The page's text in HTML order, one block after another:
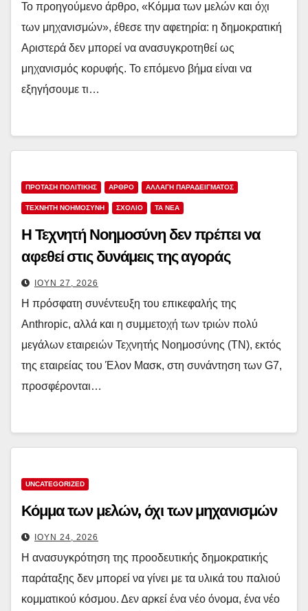
Το προηγούμενο άρθρο, «Κόμμα των μελών και όχι
των μηχανισμών», έθεσε την αφετηρία: η δημοκρατική
Αριστερά δεν μπορεί να ανασυγκροτηθεί ως
μηχανισμός κορυφής. Το επόμενο βήμα είναι να
εξηγήσουμε τι…
ΠΡΟΤΑΣΗ ΠΟΛΙΤΙΚΗΣ ΑΡΘΡΟ ΑΛΛΑΓΗ ΠΑΡΑΔΕΙΓΜΑΤΟΣ
ΤΕΧΝΗΤΗ ΝΟΗΜΟΣΥΝΗ ΣΧΟΛΙΟ TA NEA
Η Τεχνητή Νοημοσύνη δεν πρέπει να
αφεθεί στις δυνάμεις της αγοράς
ΙΟΎΝ 27, 2026
Η πρόσφατη συνέντευξη του επικεφαλής της
Anthropic, αλλά και η συμμετοχή των τριών πολύ
μεγάλων εταιρειών Τεχνητής Νοημοσύνης (ΤΝ), εκτός
της εταιρείας του Έλον Μασκ, στη συνάντηση των G7,
προσφέρονται…
UNCATEGORIZED
Κόμμα των μελών, όχι των μηχανισμών
ΙΟΎΝ 24, 2026
Η ανασυγκρότηση της προοδευτικής δημοκρατικής
παράταξης δεν μπορεί να γίνει με τα υλικά του παλιού
κομματικού κόσμου. Δεν αρκεί ένα νέο όνομα, ένα νέο